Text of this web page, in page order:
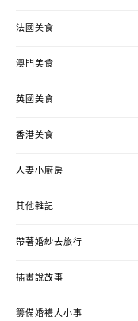
法國美食
澳門美食
英國美食
香港美食
人妻小廚房
其他雜記
帶著婚紗去旅行
插畫說故事
籌備婚禮大小事